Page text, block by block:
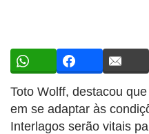
Toto Wolff, destacou
em se adaptar às
Interlagos serão vitais